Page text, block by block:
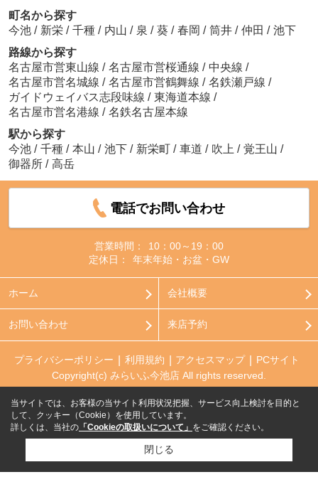
町名から探す
今池 / 新栄 / 千種 / 内山 / 泉 / 葵 / 春岡 / 筒井 / 仲田 / 池下
路線から探す
名古屋市営東山線 / 名古屋市営桜通線 / 中央線 /
名古屋市営名城線 / 名古屋市営鶴舞線 / 名鉄瀬戸線 /
ガイドウェイバス志段味線 / 東海道本線 /
名古屋市営名港線 / 名鉄名古屋本線
駅から探す
今池 / 千種 / 本山 / 池下 / 新栄町 / 車道 / 吹上 / 覚王山 /
御器所 / 高岳
電話でお問い合わせ
営業時間：
10：00～19：00
定休日：
年末年始・お盆・GW
ホーム 会社概要
お問い合わせ 来店予約
プライバシーポリシー 利用規約 アクセスマップ
PCサイト
Copyright(c) みらいふ今池店 All rights reserved.
当サイトでは、お客様の当サイト利用状況把握、サービス向上検討を目的と
して、クッキー（Cookie）を使用しています。
詳しくは、当社の 「Cookieの取扱いについて」 をご確認ください。
閉じる